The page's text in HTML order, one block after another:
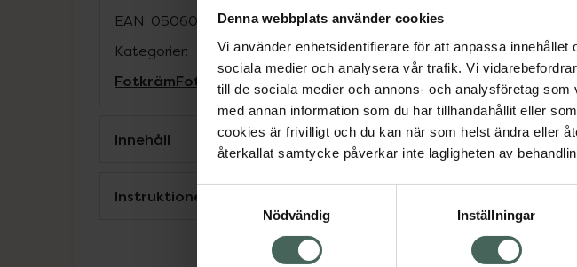
Denna webbplats använder cookies
Vi använder enhetsidentifierare för att anpassa
sociala medier och analysera vår trafik. Vi
till de sociala medier och annons- och analysföretag
med annan information som du har tillhandahållit eller
cookies är frivilligt och du kan när som helst ändra eller
återkallat samtycke påverkar inte lagligheten av
Samtyckesval
Nödvändig
Inställningar
EAN: 05060096285434
Kategorier:
FotkrämFotvård Händer och fötter
Innehåll Visa
Instruktioner